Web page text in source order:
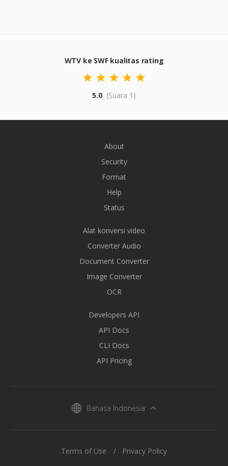
WTV ke SWF kualitas rating
5.0 (Suara 1)
About
Security
Format
Help
Status
Alat konversi video
Converter Audio
Document Converter
Image Converter
OCR
Developers API
API Docs
CLI Docs
API Pricing
Bahasa Indonesia
Terms of Use Privacy Policy